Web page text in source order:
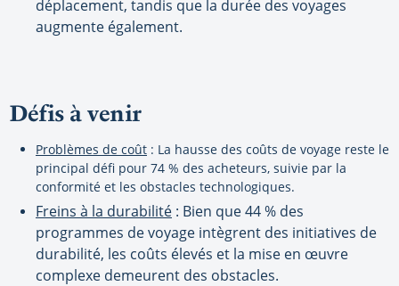
déplacement, tandis que la durée des voyages
augmente également.
Défis à venir
Problèmes de coût : La hausse des coûts de voyage reste le
principal défi pour 74 % des acheteurs, suivie par la
conformité et les obstacles technologiques.
Freins à la durabilité : Bien que 44 % des
programmes de voyage intègrent des initiatives de
durabilité, les coûts élevés et la mise en œuvre
complexe demeurent des obstacles.